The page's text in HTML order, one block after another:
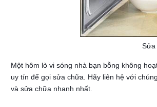
Sửa
Một hôm lò vi sóng nhà bạn bỗng không
uy tín để gọi sửa chữa. Hãy liên hệ với
và sửa chữa nhanh nhất.